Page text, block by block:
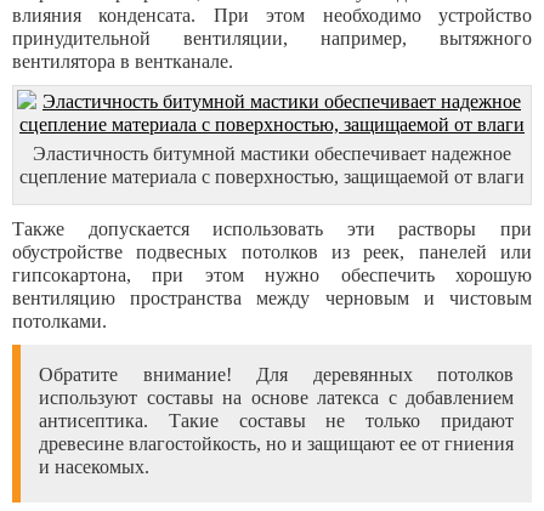
влияния конденсата. При этом необходимо устройство
принудительной вентиляции, например, вытяжного
вентилятора в вентканале.
Эластичность битумной мастики обеспечивает надежное
сцепление материала с поверхностью, защищаемой от влаги
Также допускается использовать эти растворы при
обустройстве подвесных потолков из реек, панелей или
гипсокартона, при этом нужно обеспечить хорошую
вентиляцию пространства между черновым и чистовым
потолками.
Обратите внимание! Для деревянных потолков
используют составы на основе латекса с добавлением
антисептика. Такие составы не только придают
древесине влагостойкость, но и защищают ее от гниения
и насекомых.